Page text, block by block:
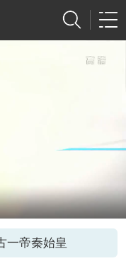
一帝秦始皇